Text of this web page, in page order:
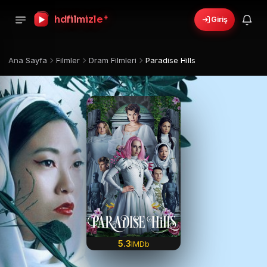
hdfilmizle + Giriş
Ana Sayfa Filmler Dram Filmleri Paradise Hills
5.3IMDb